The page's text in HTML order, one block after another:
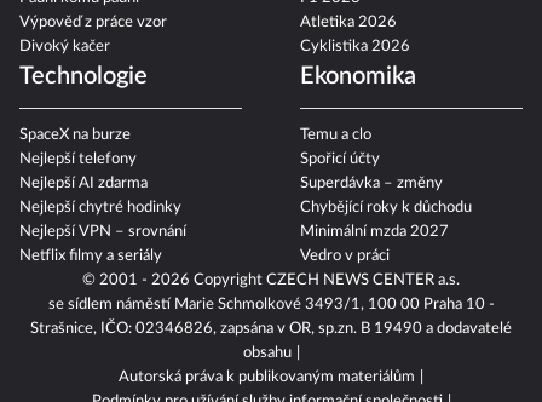
© 2001 - 2026 Copyright CZECH NEWS CENTER a.s.
se sídlem náměstí Marie Schmolkové 3493/1, 100 00 Praha 10 -
Strašnice, IČO: 02346826, zapsána v OR, sp.zn. B 19490 a dodavatelé
obsahu
Autorská práva k publikovaným materiálům
Výpověď z práce vzor
Divoký kačer
Atletika 2026
Cyklistika 2026
Technologie
SpaceX na burze
Nejlepší telefony
Nejlepší AI zdarma
Nejlepší chytré hodinky
Nejlepší VPN – srovnání
Netflix filmy a seriály
Ekonomika
Temu a clo
Spořicí účty
Superdávka – změny
Chybějící roky k důchodu
Minimální mzda 2027
Vedro v práci